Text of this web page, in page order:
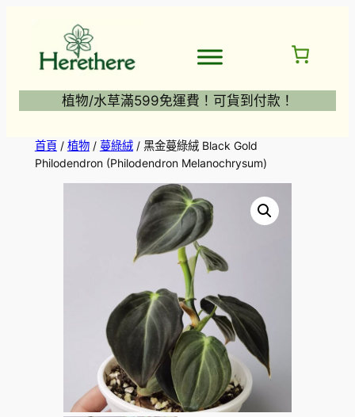
植物/水草滿599免運費！可貨到付款！
首頁/ 植物/ 蔓綠絨/ 黑金蔓綠絨 Black Gold
Philodendron (Philodendron Melanochrysum)